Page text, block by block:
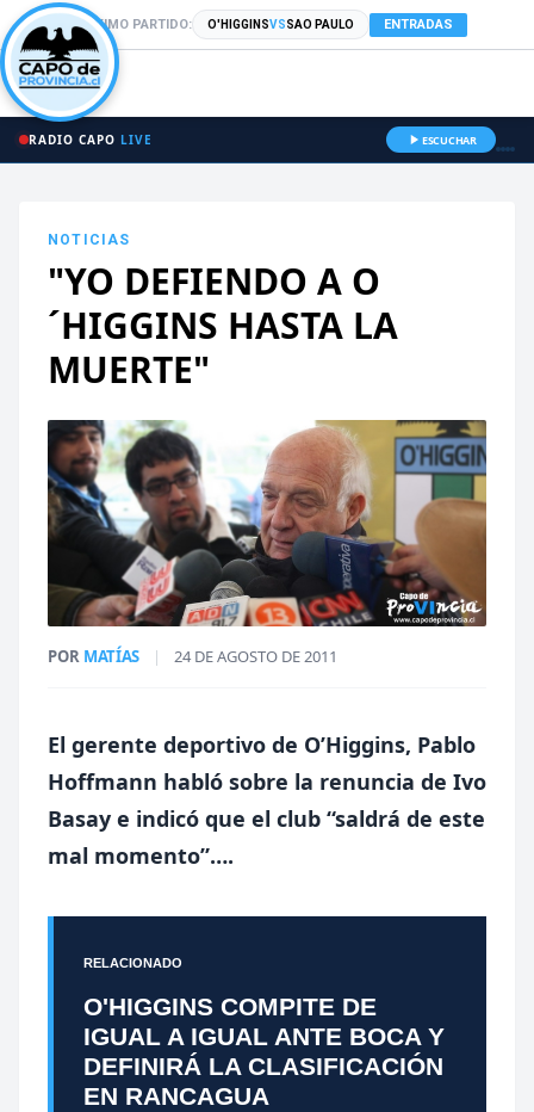
PRÓXIMO PARTIDO: O'HIGGINSVSSAO PAULO ENTRADAS
RADIO CAPO LIVE ESCUCHAR
NOTICIAS
"YO DEFIENDO A O
´HIGGINS HASTA LA
MUERTE"
POR MATÍAS | 24 DE AGOSTO DE 2011
El gerente deportivo de O’Higgins, Pablo
Hoffmann habló sobre la renuncia de Ivo
Basay e indicó que el club “saldrá de este
mal momento”….
RELACIONADO
O'HIGGINS COMPITE DE
IGUAL A IGUAL ANTE BOCA Y
DEFINIRÁ LA CLASIFICACIÓN
EN RANCAGUA